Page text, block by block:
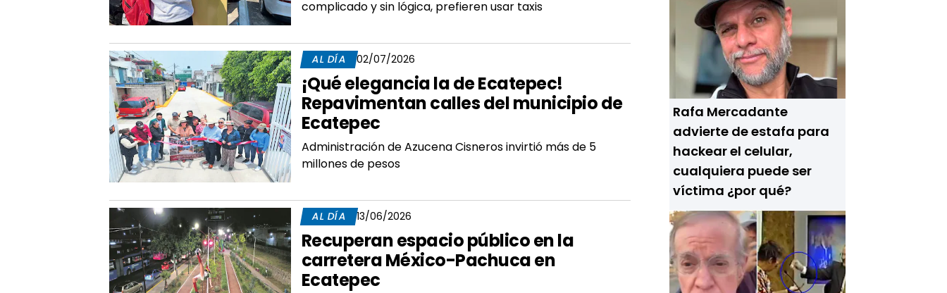
complicado y sin lógica, prefieren usar taxis
AL DÍA 02/07/2026
¡Qué elegancia la de Ecatepec!
Repavimentan calles del municipio de
Ecatepec
Administración de Azucena Cisneros invirtió más de 5
millones de pesos
AL DÍA 13/06/2026
Recuperan espacio público en la
carretera México-Pachuca en
Ecatepec
Rafa Mercadante
advierte de estafa para
hackear el celular,
cualquiera puede ser
víctima ¿por qué?